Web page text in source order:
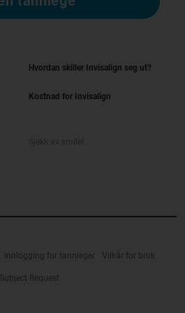
Hvordan skiller Invisalign seg ut?
Kostnad for Invisalign
Innlogging for tannleger Vilkår for bruk
Request